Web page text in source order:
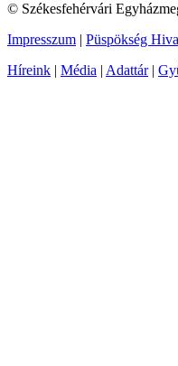
© Székesfehérvári
Impresszum | Püspökség
Híreink | Média | Adattár|